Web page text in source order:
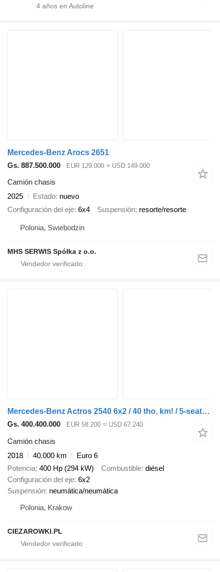
4 años en Autoline
Mercedes-Benz Arocs 2651
Gs. 887.500.000
EUR 129.000 ≈ USD 149.000
Camión chasis
2025
Estado nuevo
Configuración del eje 6x4 Suspensión resorte/resorte
Polonia, Swiebodzin
MHS SERWIS Spółka z o.o.
Mercedes-Benz Actros 2540 6x2 / 40 tho. km! / 5-seater cab! / BDF / 6 units
Gs. 400.400.000 EUR 58.200 ≈ USD 67.240
Camión chasis
2018
40.000 km
Euro 6
Potencia 400 Hp (294 kW) Combustible diésel
Configuración del eje 6x2
Suspensión neumática/neumática
Polonia, Krakow
CIEZAROWKI.PL